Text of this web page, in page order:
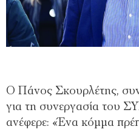
Ο Πάνος Σκουρλέτης,
για τη συνεργασία του
ανέφερε: «Ένα κόμμα